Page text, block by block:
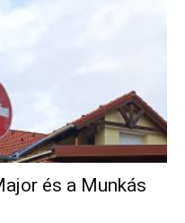
és a Munkás